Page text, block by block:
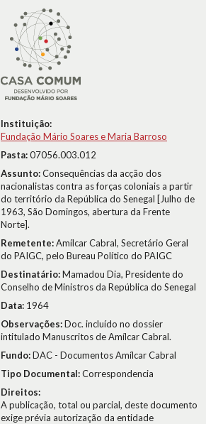
Instituição:
Fundação Mário Soares e Maria Barroso
Pasta:07056.003.012
Assunto:Consequências da acção dos
nacionalistas contra as forças coloniais a partir
do território da República do Senegal [Julho de
1963, São Domingos, abertura da Frente
Norte].
Remetente:Amílcar Cabral, Secretário Geral
do PAIGC, pelo Bureau Político do PAIGC
Destinatário:Mamadou Dia, Presidente do
Conselho de Ministros da República do Senegal
Data: 1964
Observações:Doc. incluído no dossier
intitulado Manuscritos de Amílcar Cabral.
Fundo:DAC - Documentos Amílcar Cabral
Tipo Documental:Correspondencia
Direitos:
A publicação, total ou parcial, deste documento
exige prévia autorização da entidade